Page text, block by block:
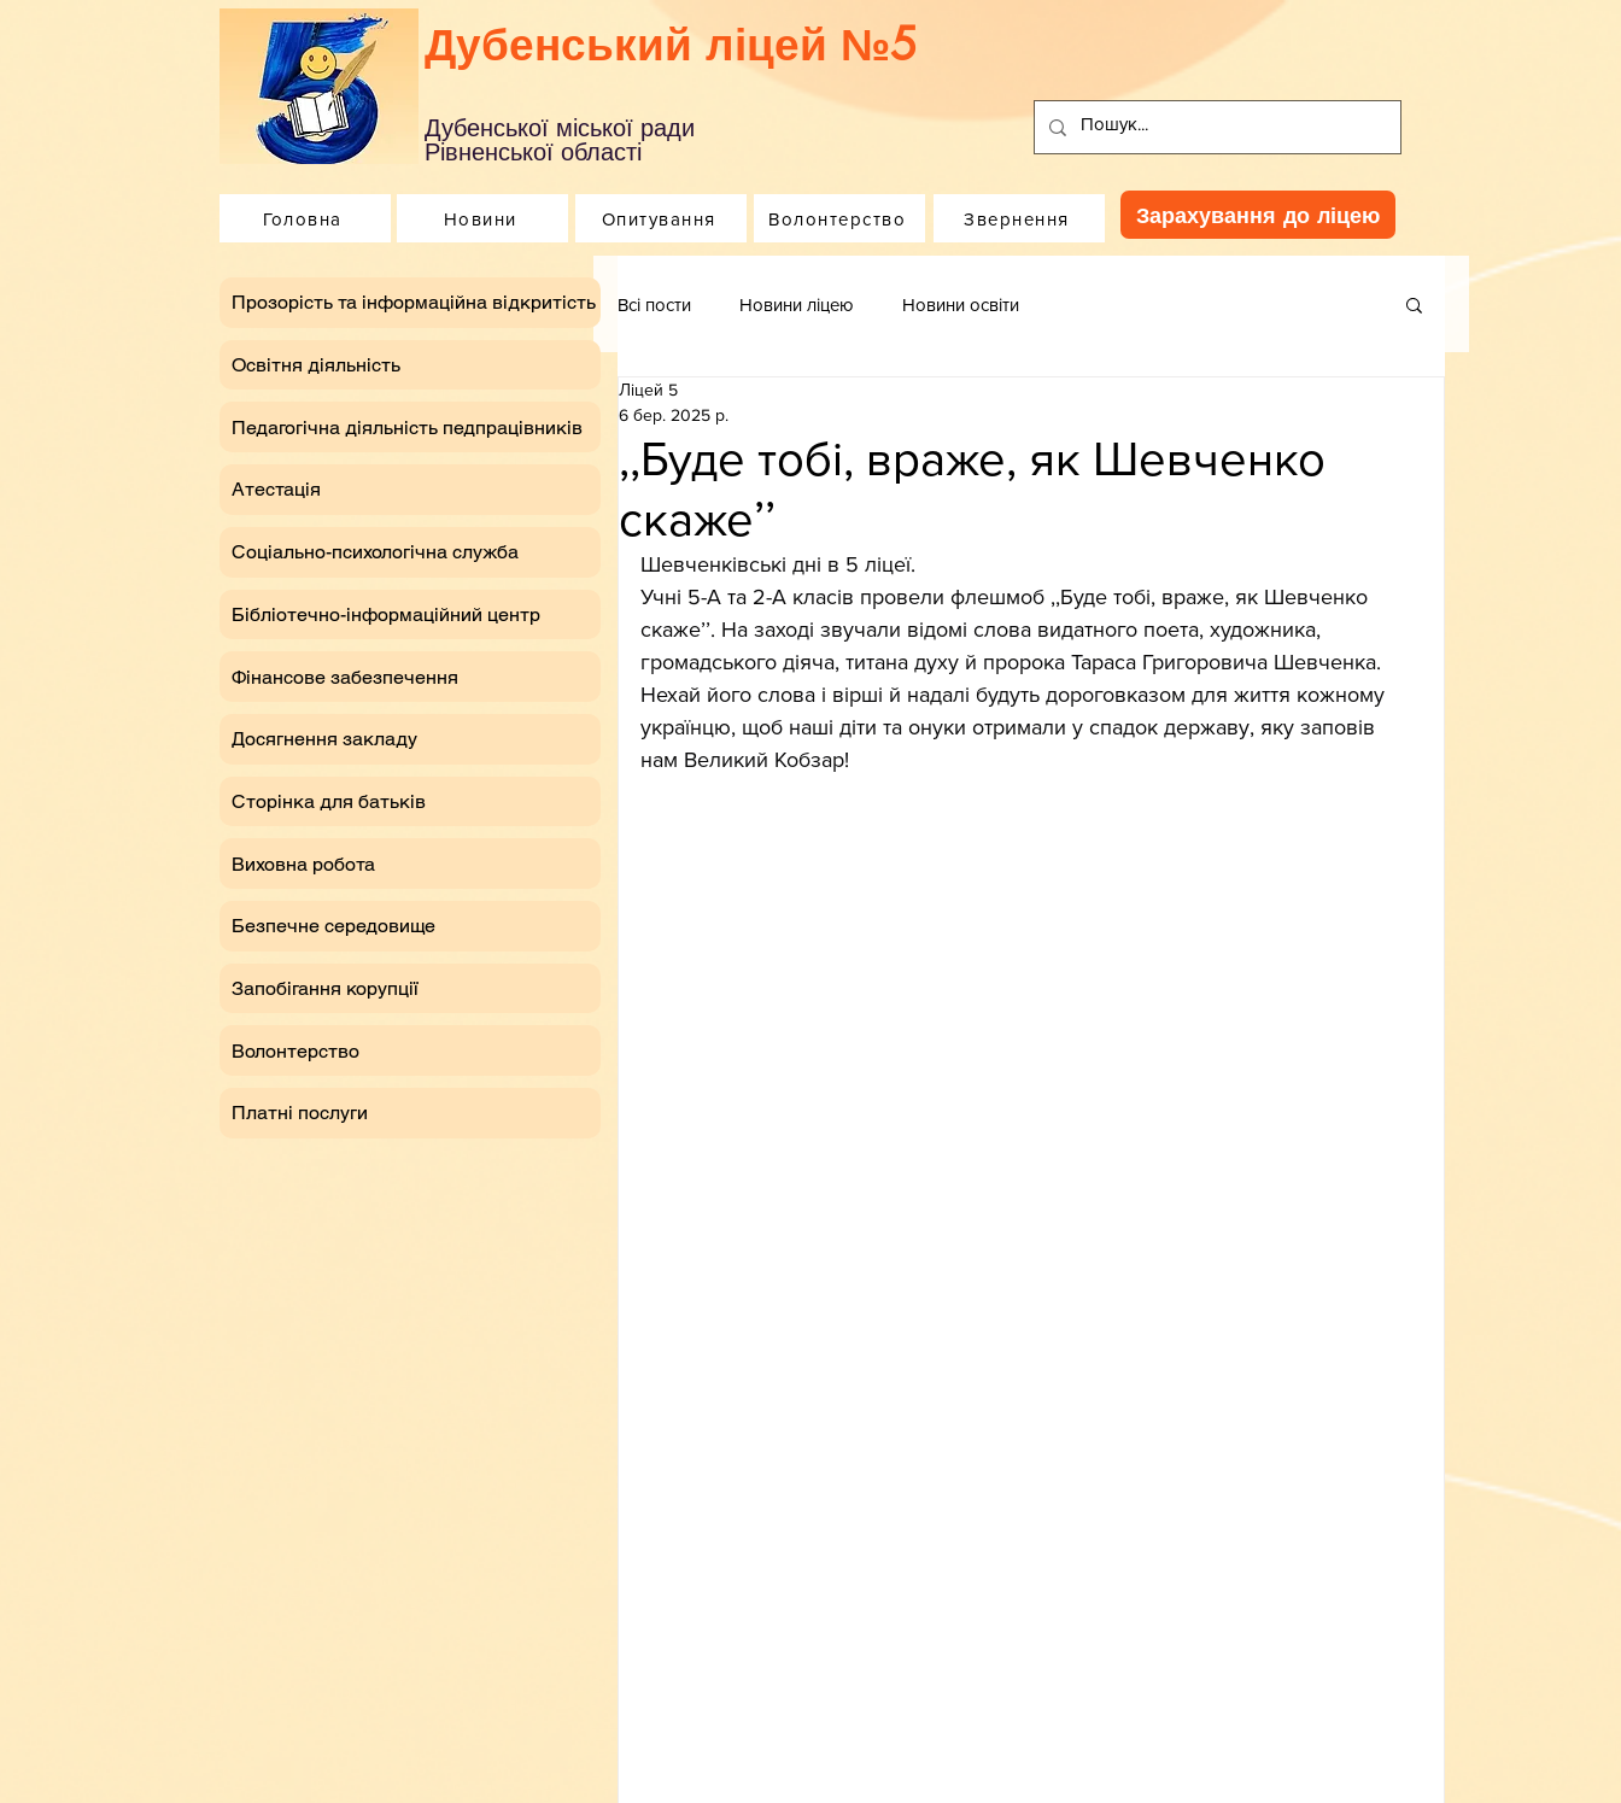
Дубенський ліцей №5
Дубенської міської ради
Рівненської області
Головна Новини Опитування Волонтерство Звернення Зарахування до ліцею
Всі пости Новини ліцею Новини освіти
,,Буде тобі, враже, як Шевченко
скажеʼʼ
Ліцей 5
6 бер. 2025 р.
Шевченківські дні в 5 ліцеї.
Учні 5-А та 2-А класів провели флешмоб ,,Буде тобі, враже, як Шевченко
скажеʼʼ. На заході звучали відомі слова видатного поета, художника,
громадського діяча, титана духу й пророка Тараса Григоровича Шевченка.
Нехай його слова і вірші й надалі будуть дороговказом для життя кожному
українцю, щоб наші діти та онуки отримали у спадок державу, яку заповів
нам Великий Кобзар!
​Прозорість та інформаційна відкритість
Освітня діяльність
Педагогічна діяльність педпрацівників
Атестація
Соціально-психологічна служба
Бібліотечно-інформаційний центр
Фінансове забезпечення
Досягнення закладу
Сторінка для батьків
Виховна робота
Безпечне середовище
Запобігання корупції
Волонтерство
Платні послуги